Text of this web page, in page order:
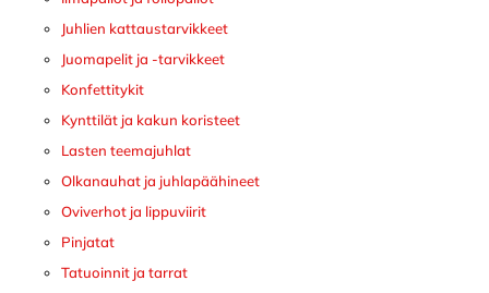
Juhlien kattaustarvikkeet
Juomapelit ja -tarvikkeet
Konfettitykit
Kynttilät ja kakun koristeet
Lasten teemajuhlat
Olkanauhat ja juhlapäähineet
Oviverhot ja lippuviirit
Pinjatat
Tatuoinnit ja tarrat